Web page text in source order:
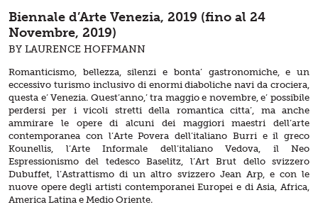
Biennale d’Arte Venezia, 2019 (fino al 24
Novembre, 2019)
BY LAURENCE HOFFMANN
Romanticismo, bellezza, silenzi e bonta’ gastronomiche, e un
eccessivo turismo inclusivo di enormi diaboliche navi da crociera,
questa e’ Venezia. Quest’anno,’ tra maggio e novembre, e’ possibile
perdersi per i vicoli stretti della romantica citta’, ma anche
ammirare le opere di alcuni dei maggiori maestri dell’arte
contemporanea con l’Arte Povera dell’italiano Burri e il greco
Kounellis, l’Arte Informale dell’italiano Vedova, il Neo
Espressionismo del tedesco Baselitz, l’Art Brut dello svizzero
Dubuffet, l’Astrattismo di un altro svizzero Jean Arp, e con le
nuove opere degli artisti contemporanei Europei e di Asia, Africa,
America Latina e Medio Oriente.